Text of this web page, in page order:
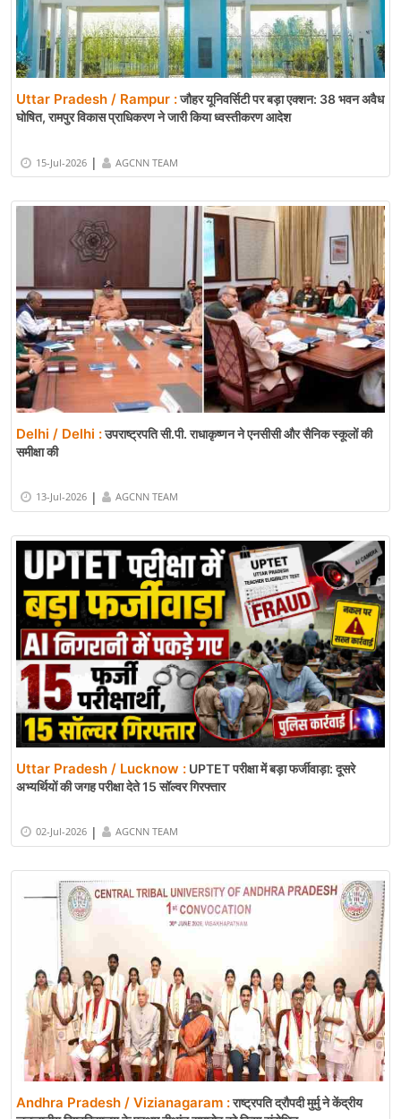
Uttar Pradesh / Rampur :जौहर यूनिवर्सिटी पर बड़ा एक्शन: 38 भवन अवैध
घोषित, रामपुर विकास प्राधिकरण ने जारी किया ध्वस्तीकरण आदेश
15-Jul-2026 | AGCNN TEAM
Delhi / Delhi :उपराष्ट्रपति सी.पी. राधाकृष्णन ने एनसीसी और सैनिक स्कूलों की
समीक्षा की
13-Jul-2026 | AGCNN TEAM
Uttar Pradesh / Lucknow : UPTET परीक्षा में बड़ा फर्जीवाड़ा: दूसरे
अभ्यर्थियों की जगह परीक्षा देते 15 सॉल्वर गिरफ्तार
02-Jul-2026 | AGCNN TEAM
Andhra Pradesh / Vizianagaram :राष्ट्रपति द्रौपदी मुर्मु ने केंद्रीय